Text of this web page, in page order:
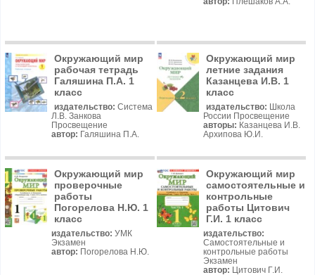
Окружающий мир
рабочая тетрадь
Галяшина П.А. 1
класс
издательство: Система
Л.В. Занкова
Просвещение
автор: Галяшина П.А.
Окружающий мир
летние задания
Казанцева И.В. 1
класс
издательство: Школа
России Просвещение
авторы: Казанцева И.В.
Архипова Ю.И.
Окружающий мир
проверочные
работы
Погорелова Н.Ю. 1
класс
издательство: УМК
Экзамен
автор: Погорелова Н.Ю.
Окружающий мир
самостоятельные и
контрольные
работы Цитович
Г.И. 1 класс
издательство:
Самостоятельные и
контрольные работы
Экзамен
автор: Цитович Г.И.